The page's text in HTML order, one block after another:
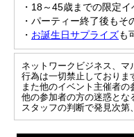
・18～45歳までの限定イ
・パーティー終了後もそ
・ お誕生日サプライズも
ネットワークビジネス、
行為は一切禁止しておりま
また他のイベント主催者の
他の参加者の方の迷惑とな
スタッフの判断で発見次第